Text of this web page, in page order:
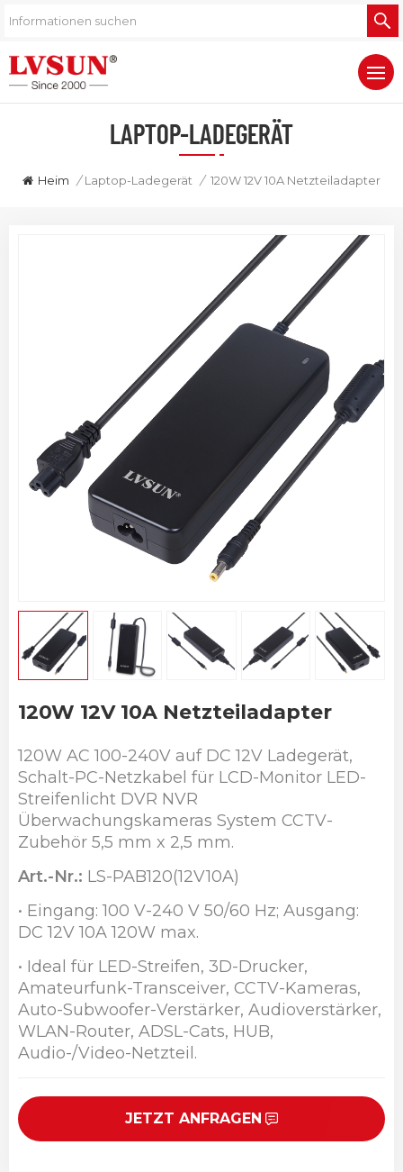
LAPTOP-LADEGERÄT
Heim / Laptop-Ladegerät / 120W 12V 10A Netzteiladapter
120W 12V 10A Netzteiladapter
120W AC 100-240V auf DC 12V Ladegerät,
Schalt-PC-Netzkabel für LCD-Monitor LED-
Streifenlicht DVR NVR
Überwachungskameras System CCTV-
Zubehör 5,5 mm x 2,5 mm.
Art.-Nr.: LS-PAB120(12V10A)
• Eingang: 100 V-240 V 50/60 Hz; Ausgang:
DC 12V 10A 120W max.
• Ideal für LED-Streifen, 3D-Drucker,
Amateurfunk-Transceiver, CCTV-Kameras,
Auto-Subwoofer-Verstärker, Audioverstärker,
WLAN-Router, ADSL-Cats, HUB,
Audio-/Video-Netzteil.
JETZT ANFRAGEN